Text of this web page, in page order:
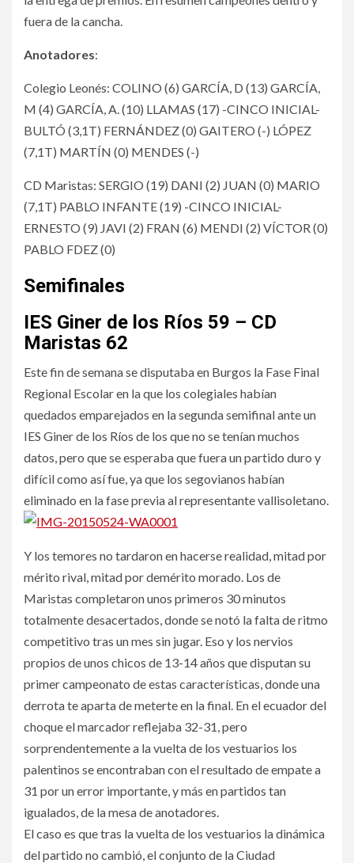
fuera de la cancha.
Anotadores:
Colegio Leonés: COLINO (6) GARCÍA, D (13) GARCÍA,
M (4) GARCÍA, A. (10) LLAMAS (17) -CINCO INICIAL-
BULTÓ (3,1T) FERNÁNDEZ (0) GAITERO (-) LÓPEZ
(7,1T) MARTÍN (0) MENDES (-)
CD Maristas: SERGIO (19) DANI (2) JUAN (0) MARIO
(7,1T) PABLO INFANTE (19) -CINCO INICIAL-
ERNESTO (9) JAVI (2) FRAN (6) MENDI (2) VÍCTOR (0)
PABLO FDEZ (0)
Semifinales
IES Giner de los Ríos 59 – CD
Maristas 62
Este fin de semana se disputaba en Burgos la Fase Final
Regional Escolar en la que los colegiales habían
quedados emparejados en la segunda semifinal ante un
IES Giner de los Ríos de los que no se tenían muchos
datos, pero que se esperaba que fuera un partido duro y
difícil como así fue, ya que los segovianos habían
eliminado en la fase previa al representante vallisoletano.
Y los temores no tardaron en hacerse realidad, mitad por
mérito rival, mitad por demérito morado. Los de
Maristas completaron unos primeros 30 minutos
totalmente desacertados, donde se notó la falta de ritmo
competitivo tras un mes sin jugar. Eso y los nervios
propios de unos chicos de 13-14 años que disputan su
primer campeonato de estas características, donde una
derrota te aparta de meterte en la final. En el ecuador del
choque el marcador reflejaba 32-31, pero
sorprendentemente a la vuelta de los vestuarios los
palentinos se encontraban con el resultado de empate a
31 por un error importante, y más en partidos tan
igualados, de la mesa de anotadores.
El caso es que tras la vuelta de los vestuarios la dinámica
del partido no cambió, el conjunto de la Ciudad